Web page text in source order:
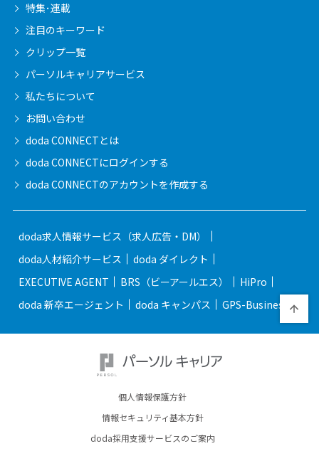
特集･連載
注目のキーワード
クリップ一覧
パーソルキャリアサービス
私たちについて
お問い合わせ
doda CONNECTとは
doda CONNECTにログインする
doda CONNECTのアカウントを作成する
doda求人情報サービス（求人広告・DM）
doda人材紹介サービス
doda ダイレクト
EXECUTIVE AGENT
BRS（ビーアールエス）
HiPro
doda 新卒エージェント
doda キャンパス GPS-Business
個人情報保護方針
情報セキュリティ基本方針
doda採用支援サービスのご案内